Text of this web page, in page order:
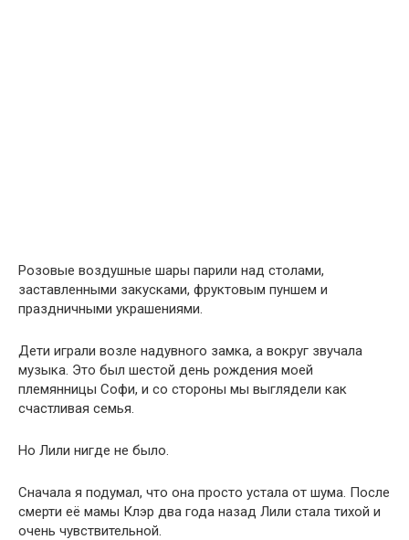
Розовые воздушные шары парили над столами,
заставленными закусками, фруктовым пуншем и
праздничными украшениями.
Дети играли возле надувного замка, а вокруг звучала
музыка. Это был шестой день рождения моей
племянницы Софи, и со стороны мы выглядели как
счастливая семья.
Но Лили нигде не было.
Сначала я подумал, что она просто устала от шума. После
смерти её мамы Клэр два года назад Лили стала тихой и
очень чувствительной.